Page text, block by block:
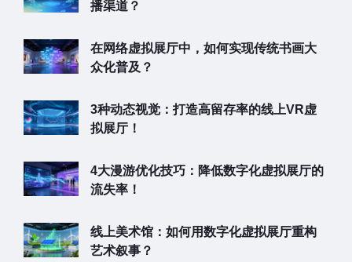
播渠道？
在网络虚拟展厅中，如何实现传统书画大
众化普及？
3种动态视觉：打造高留存率的线上VR虚
拟展厅！
4大漫游优化技巧：降低数字化虚拟展厅的
流失率！
线上美术馆：如何用数字化虚拟展厅重构
艺术叙事？